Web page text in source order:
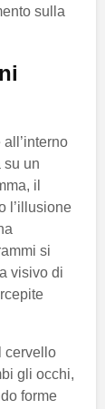
sulla
su un
il
l’illusione
si
visivo di
cervello
gli occhi,
forme